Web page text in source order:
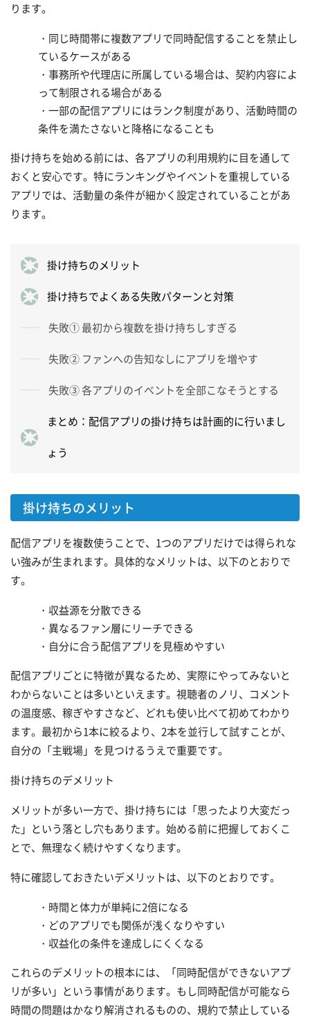
ります。
・同じ時間帯に複数アプリで同時配信することを禁止し
ているケースがある
・事務所や代理店に所属している場合は、契約内容によ
って制限される場合がある
・一部の配信アプリにはランク制度があり、活動時間の
条件を満たさないと降格になることも
掛け持ちを始める前には、各アプリの利用規約に目を通して
おくと安心です。特にランキングやイベントを重視している
アプリでは、活動量の条件が細かく設定されていることがあ
ります。
掛け持ちのメリット
掛け持ちでよくある失敗パターンと対策
失敗① 最初から複数を掛け持ちしすぎる
失敗② ファンへの告知なしにアプリを増やす
失敗③ 各アプリのイベントを全部こなそうとする
まとめ：配信アプリの掛け持ちは計画的に行いまし
ょう
掛け持ちのメリット
配信アプリを複数使うことで、1つのアプリだけでは得られな
い強みが生まれます。具体的なメリットは、以下のとおりで
す。
・収益源を分散できる
・異なるファン層にリーチできる
・自分に合う配信アプリを見極めやすい
配信アプリごとに特徴が異なるため、実際にやってみないと
わからないことは多いといえます。視聴者のノリ、コメント
の温度感、稼ぎやすさなど、どれも使い比べて初めてわかり
ます。最初から1本に絞るより、2本を並行して試すことが、
自分の「主戦場」を見つけるうえで重要です。
掛け持ちのデメリット
メリットが多い一方で、掛け持ちには「思ったより大変だっ
た」という落とし穴もあります。始める前に把握しておくこ
とで、無理なく続けやすくなります。
特に確認しておきたいデメリットは、以下のとおりです。
・時間と体力が単純に2倍になる
・どのアプリでも関係が浅くなりやすい
・収益化の条件を達成しにくくなる
これらのデメリットの根本には、「同時配信ができないアプ
リが多い」という事情があります。もし同時配信が可能なら
時間の問題はかなり解消されるものの、規約で禁止している